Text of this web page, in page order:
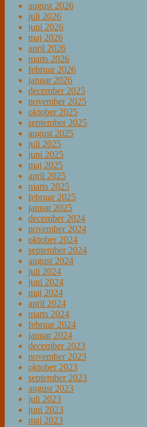
august 2026
juli 2026
juni 2026
maj 2026
april 2026
marts 2026
februar 2026
januar 2026
december 2025
november 2025
oktober 2025
september 2025
august 2025
juli 2025
juni 2025
maj 2025
april 2025
marts 2025
februar 2025
januar 2025
december 2024
november 2024
oktober 2024
september 2024
august 2024
juli 2024
juni 2024
maj 2024
april 2024
marts 2024
februar 2024
januar 2024
december 2023
november 2023
oktober 2023
september 2023
august 2023
juli 2023
juni 2023
maj 2023